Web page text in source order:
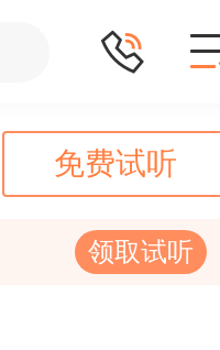
免费试听
领取试听